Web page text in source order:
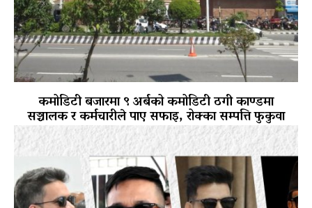
कमोडिटी बजारमा ९ अर्बको कमोडिटी ठगी काण्डमा
सञ्चालक र कर्मचारीले पाए सफाइ, रोक्का सम्पत्ति फुकुवा